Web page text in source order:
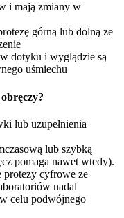
i mają zmiany w
górną lub dolną ze
dotyku i wyglądzie są
uśmiechu
lub uzupełnienia
lub szybką
pomaga nawet wtedy).
protezy cyfrowe ze
nadal
celu podwójnego